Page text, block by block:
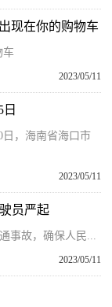
现在你的购物车
车
2023/05/11
日，海南省海口市
2023/05/11
员严起
事故，确保人民...
2023/05/11